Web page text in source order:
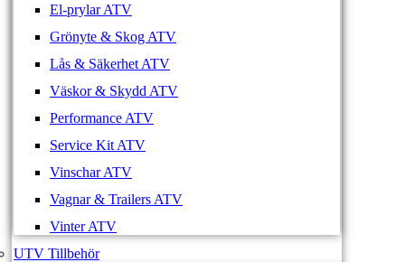
El-prylar ATV
Grönyte & Skog ATV
Lås & Säkerhet ATV
Väskor & Skydd ATV
Performance ATV
Service Kit ATV
Vinschar ATV
Vagnar & Trailers ATV
Vinter ATV
UTV Tillbehör